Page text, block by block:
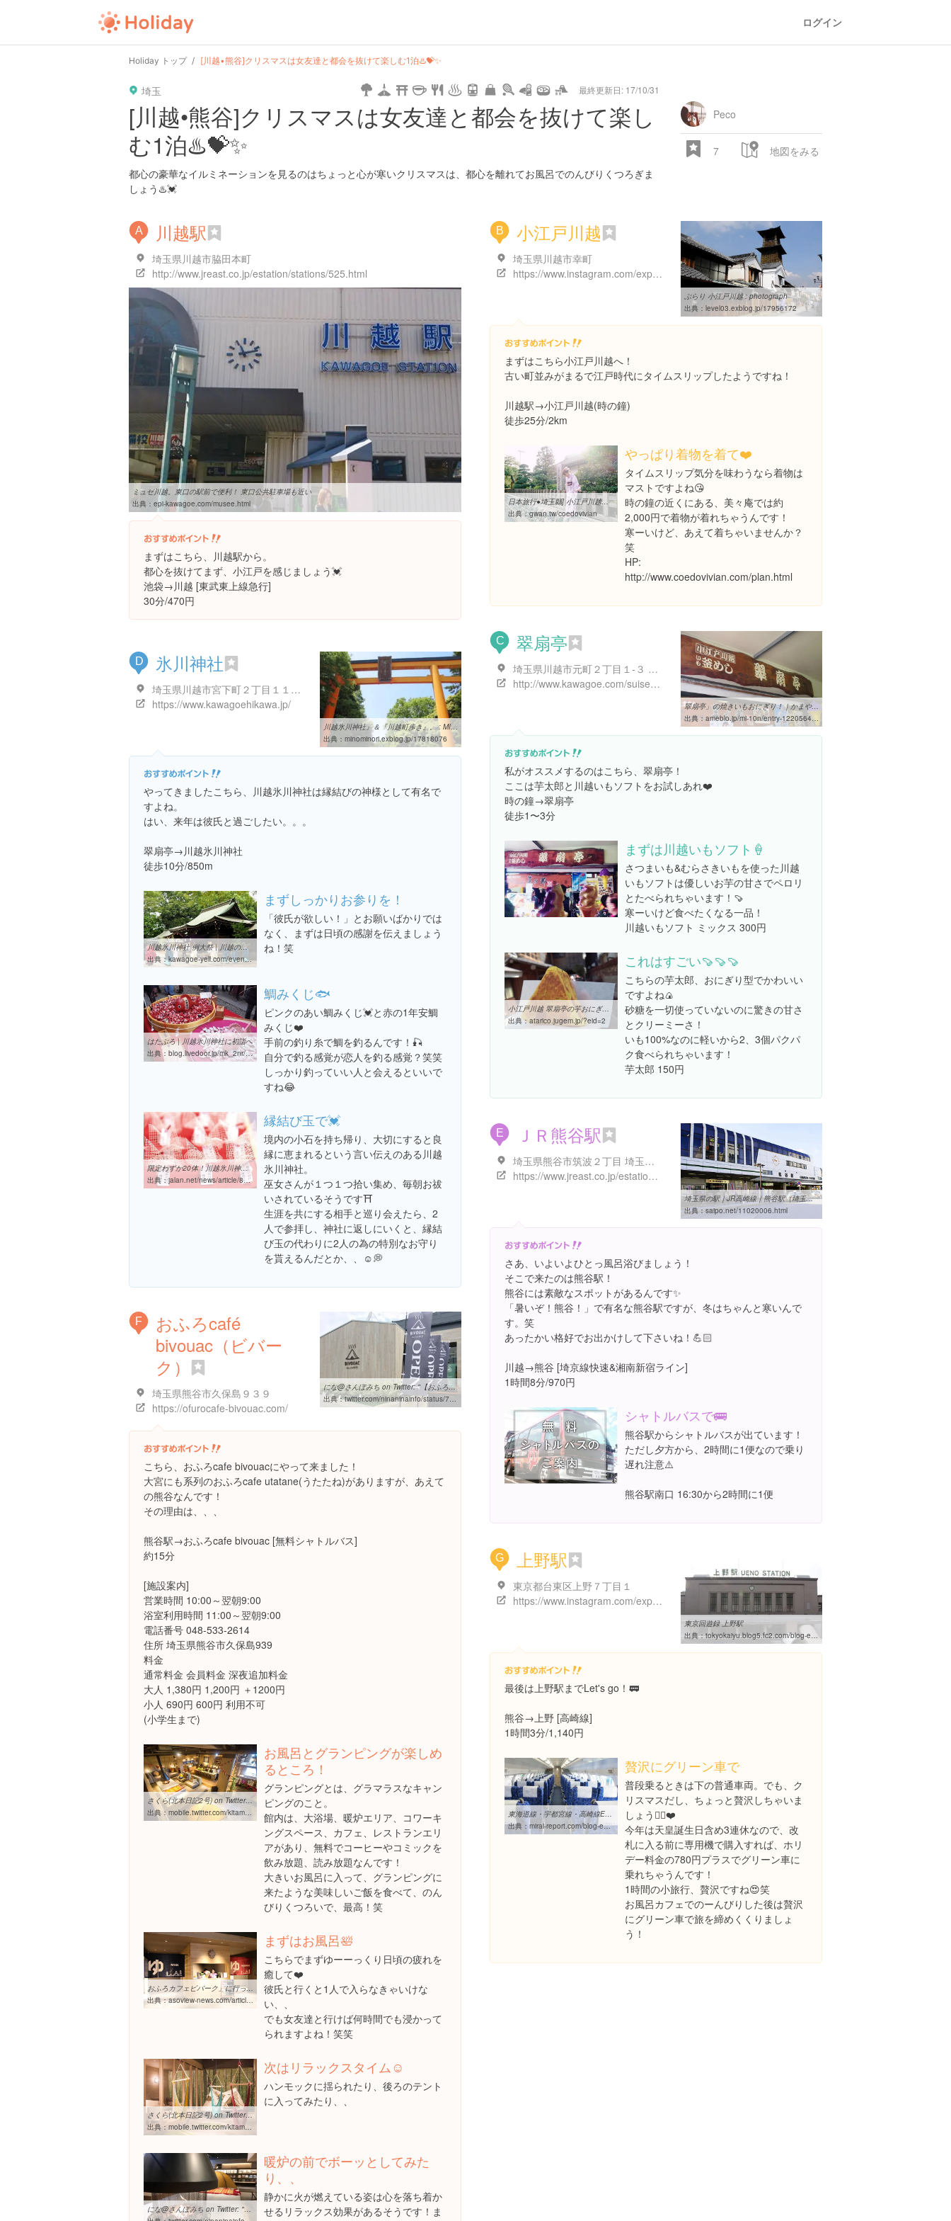
ログイン
Holiday トップ [川越•熊谷]クリスマスは女友達と都会を抜けて楽しむ1泊♨️💝✨
埼玉 最終更新日: 17/10/31
28.522 px
user
osaka
pin url guide hot type camera home settings profile print rank
[川越•熊谷]クリスマスは女友達と都会を抜けて楽し
む1泊♨️💝✨
都心の豪華なイルミネーションを見るのはちょっと心が寒いクリスマスは、都心を離れてお風呂でのんびりくつろぎま
しょう♨️💓
Peco
7 地図をみる
A 川越駅
埼玉県川越市脇田本町
http://www.jreast.co.jp/estation/stations/525.html
ミュゼ川越。東口の駅前で便利！ 東口公共駐車場も近い
出典： epi-kawagoe.com/musee.html
まずはこちら、川越駅から。
都心を抜けてまず、小江戸を感じましょう💓
池袋→川越 [東武東上線急行]
30分/470円
B 小江戸川越
埼玉県川越市幸町
https://www.instagram.com/explore/locations/237709998
ぶらり 小江戸川越 : photograph
出典： level03.exblog.jp/17956172
まずはこちら小江戸川越へ！
古い町並みがまるで江戸時代にタイムスリップしたようですね！
川越駅→小江戸川越(時の鐘)
徒歩25分/2km
日本旅行●埼玉縣] 小江戸川越変身処「美々庵」- 超值和服初體驗♪換上 ...
出典：gwan.tw/coedovivian
やっぱり着物を着て❤️
タイムスリップ気分を味わうなら着物は
マストですよね😘
時の鐘の近くにある、美々庵では約
2,000円で着物が着れちゃうんです！
寒ーいけど、あえて着ちゃいませんか？
笑
HP:
http://www.coedovivian.com/plan.html
C 翠扇亭
埼玉県川越市元町２丁目１-３ 小江戸横丁
http://www.kawagoe.com/suisentei/
翠扇亭」の焼きいもおにぎり！｜かまやんのこれウマいやん！
出典： ameblo.jp/mi-10n/entry-12205643703.html
私がオススメするのはこちら、翠扇亭！
ここは芋太郎と川越いもソフトをお試しあれ❤️
時の鐘→翠扇亭
徒歩1〜3分
まずは川越いもソフト🍦
さつまいも&むらさきいもを使った川越
いもソフトは優しいお芋の甘さでペロリ
とたべられちゃいます！🍠
寒ーいけど食べたくなる一品！
川越いもソフト ミックス 300円
小江戸川越 翠扇亭の芋おにぎり | 武蔵野はしっこ町道楽
出典：atarico.jugem.jp/?eid=2
これはすごい🍠🍠🍠
こちらの芋太郎、おにぎり型でかわいい
ですよね🍙
砂糖を一切使っていないのに驚きの甘さ
とクリーミーさ！
いも100%なのに軽いから2、3個パクパ
ク食べられちゃいます！
芋太郎 150円
D 氷川神社
埼玉県川越市宮下町２丁目１１-３
https://www.kawagoehikawa.jp/
川越氷川神社』＆『川越町歩き』。 : MINORI_MEMO2
出典： minominori.exblog.jp/17818076
やってきましたこちら、川越氷川神社は縁結びの神様として有名で
すよね。
はい、来年は彼氏と過ごしたい。。。
翠扇亭→川越氷川神社
徒歩10分/850m
川越氷川神社 例大祭 | 川越の観光・お出かけ情報 カワゴエール
出典：kawagoe-yell.com/event/reitaisai-hikawajinja
まずしっかりお参りを！
「彼氏が欲しい！」とお願いばかりでは
なく、まずは日頃の感謝を伝えましょう
ね！笑
はたぶろ | 川越氷川神社に初詣へ
出典： blog.livedoor.jp/mk_2nr/archives/7027024.html
鯛みくじ🐟
ピンクのあい鯛みくじ💓と赤の1年安鯛
みくじ❤️
手前の釣り糸で鯛を釣るんです！🎣
自分で釣る感覚が恋人を釣る感覚？笑笑
しっかり釣っていい人と会えるといいで
すね😂
限定わずか20体！川越氷川神社、最強の「縁結び玉」はもう試した ...
出典：jalan.net/news/article/8393
縁結び玉で💓
境内の小石を持ち帰り、大切にすると良
縁に恵まれるという言い伝えのある川越
氷川神社。
巫女さんが１つ１つ拾い集め、毎朝お祓
いされているそうです⛩
生涯を共にする相手と巡り会えたら、2
人で参拝し、神社に返しにいくと、縁結
び玉の代わりに2人の為の特別なお守り
を貰えるんだとか、、☺️💭
E ＪＲ熊谷駅
埼玉県熊谷市筑波２丁目 埼玉県熊谷市筑波２丁目１１５
https://www.jreast.co.jp/estation/station/info.aspx?StationCd=625
埼玉県の駅｜JR高崎線｜熊谷駅（埼玉県熊谷市） | 埼玉なび
出典：saipo.net/11020006.html
さあ、いよいよひとっ風呂浴びましょう！
そこで来たのは熊谷駅！
熊谷には素敵なスポットがあるんです✨
「暑いぞ！熊谷！」で有名な熊谷駅ですが、冬はちゃんと寒いんで
す。笑
あったかい格好でお出かけして下さいね！💪🏻
川越→熊谷 [埼京線快速&湘南新宿ライン]
1時間8分/970円
シャトルバスで🚌
熊谷駅からシャトルバスが出ています！
ただし夕方から、2時間に1便なので乗り
遅れ注意⚠️
熊谷駅南口 16:30から2時間に1便
F
おふろcafé
bivouac（ビバー
ク）
埼玉県熊谷市久保島９３９
https://ofurocafe-bivouac.com/
にな@さんぽみち on Twitter: "【おふろcafé bivouac（カフェビバーク ...
出典：twitter.com/ninaninainfo/status/773887273808998401
こちら、おふろcafe bivouacにやって来ました！
大宮にも系列のおふろcafe utatane(うたたね)がありますが、あえて
の熊谷なんです！
その理由は、、、
熊谷駅→おふろcafe bivouac [無料シャトルバス]
約15分
[施設案内]
営業時間 10:00～翌朝9:00
浴室利用時間 11:00～翌朝9:00
電話番号 048-533-2614
住所 埼玉県熊谷市久保島939
料金
通常料金 会員料金 深夜追加料金
大人 1,380円 1,200円 ＋1200円
小人 690円 600円 利用不可
(小学生まで)
さくら(北本日記2号) on Twitter: "【熊谷】おふろカフェbivouac ...
出典： mobile.twitter.com/kitamoto_nikki2/status/773927795994955777
お風呂とグランピングが楽しめ
るところ！
グランピングとは、グラマラスなキャン
ピングのこと。
館内は、大浴場、暖炉エリア、コワーキ
ングスペース、カフェ、レストランエリ
アがあり、無料でコーヒーやコミックを
飲み放題、読み放題なんです！
大きいお風呂に入って、グランピングに
来たような美味しいご飯を食べて、のん
びりくつろいで、最高！笑
おふろカフェビバーク」に行ってきた！温泉施設でグランピング体験！？
出典：asoview-news.com/article/10524
まずはお風呂🛀
こちらでまずゆーーっくり日頃の疲れを
癒して❤️
彼氏と行くと1人で入らなきゃいけな
い、、
でも女友達と行けば何時間でも浸かって
られますよね！笑笑
さくら(北本日記2号) on Twitter: "【熊谷】おふろカフェbivouac ...
出典： mobile.twitter.com/kitamoto_nikki2/status/773927795994955777
次はリラックスタイム☺️
ハンモックに揺られたり、後ろのテント
に入ってみたり、、
にな@さんぽみち on Twitter: "【おふろcafé bivouac（カフェビバーク ...
暖炉の前でボーッとしてみた
り、、
静かに火が燃えている姿は心を落ち着か
せるリラックス効果があるそうです！ま
G 上野駅
東京都台東区上野７丁目１
https://www.instagram.com/explore/locations/234614075/
東京回遊録 上野駅
出典：tokyokaiyu.blog5.fc2.com/blog-entry-125.html
最後は上野駅までLet's go！🚃
熊谷→上野 [高崎線]
1時間3分/1,140円
東海道線・宇都宮線・高崎線E233系3000番台 - Reports for the future ...
出典： mirai-report.com/blog-entry-1166.html
贅沢にグリーン車で
普段乗るときは下の普通車両。でも、ク
リスマスだし、ちょっと贅沢しちゃいま
しょう👍🏻❤️
今年は天皇誕生日含め3連休なので、改
札に入る前に専用機で購入すれば、ホリ
デー料金の780円プラスでグリーン車に
乗れちゃうんです！
1時間の小旅行、贅沢ですね😍笑
お風呂カフェでのーんびりした後は贅沢
にグリーン車で旅を締めくくりましょ
う！